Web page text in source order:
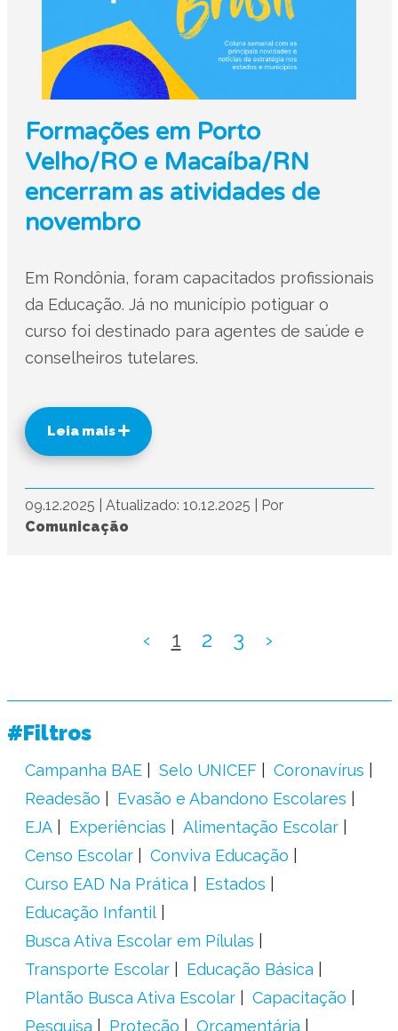
Formações em Porto
Velho/RO e Macaíba/RN
encerram as atividades de
novembro
Em Rondônia, foram capacitados profissionais
da Educação. Já no município potiguar o
curso foi destinado para agentes de saúde e
conselheiros tutelares.
Leia mais
09.12.2025 Atualizado: 10.12.2025
Por
Comunicação
‹ 1 2 3 ›
#Filtros
Campanha BAE Selo UNICEF
Coronavírus
Readesão
Evasão e Abandono Escolares
EJA
Experiências
Alimentação Escolar
Censo Escolar
Conviva Educação
Curso EAD Na Prática
Estados
Educação Infantil
Busca Ativa Escolar em Pílulas
Transporte Escolar
Educação Básica
Plantão Busca Ativa Escolar
Capacitação
Pesquisa
Proteção Orçamentária